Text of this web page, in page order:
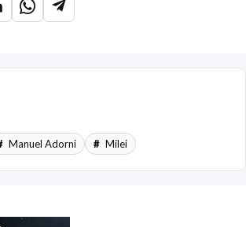
Manuel Adorni Milei